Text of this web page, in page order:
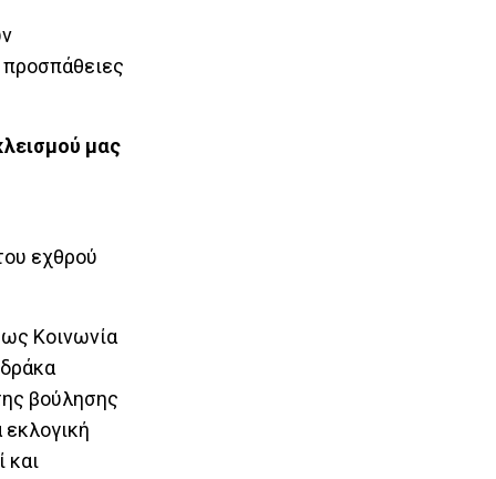
μας
εχθρού
Κοινωνία
βούλησης
και